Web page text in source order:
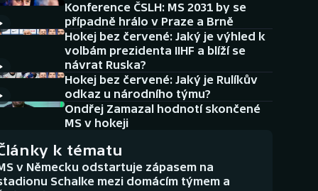
Historické návraty
Aplikace ČT sport
AZ kvíz
Konference ČSLH: MS 2031 by se
případně hrálo v Praze a Brně
Hokej bez červené: Jaký je výhled k
volbám prezidenta IIHF a blíží se
návrat Ruska?
Hokej bez červené: Jaký je Rulíkův
odkaz u národního týmu?
Ondřej Zamazal hodnotí skončené
MS v hokeji
k tématu
v Německu odstartuje zápasem na
Schalke mezi domácím týmem a